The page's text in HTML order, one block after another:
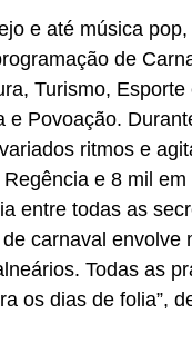
e até música
de
Turismo,
e Povoação.
ritmos e
e 8 mil em
entre todas as
carnaval
Todas as
os dias de folia”,